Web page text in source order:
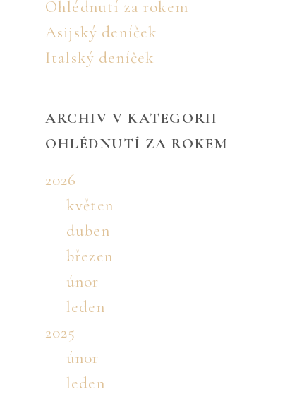
Ohlédnutí za rokem
Asijský deníček
Italský deníček
ARCHIV V KATEGORII
OHLÉDNUTÍ ZA ROKEM
2026
květen
duben
březen
únor
leden
2025
únor
leden